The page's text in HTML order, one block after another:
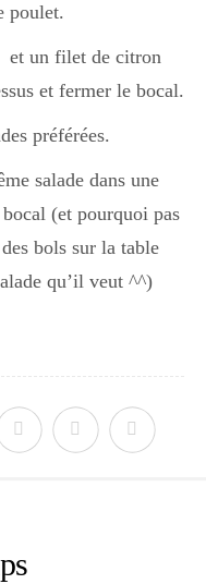
poulet.
et un filet de citron
et fermer le bocal.
préférées.
salade dans une
(et pourquoi pas
bols sur la table
qu’il veut ^^)